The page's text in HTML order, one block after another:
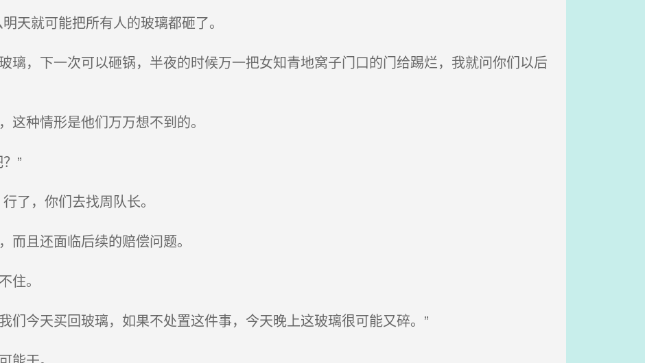
天就可能把所有人的玻璃都砸了。
，下一次可以砸锅，半夜的时候万一把女知青地窝子门口的门给踢烂，我就问你们以后
种情形是他们万万想不到的。
”
了，你们去找周队长。
且还面临后续的赔偿问题。
。
今天买回玻璃，如果不处置这件事，今天晚上这玻璃很可能又碎。”